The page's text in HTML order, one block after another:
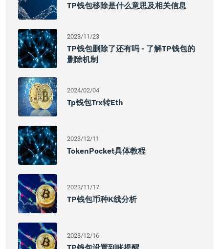
TP钱包移除是什么意思及相关信息
2023/11/23
TP钱包删除了还有吗 - 了解TP钱包的
删除机制
2024/02/04
Tp钱包trx转eth
2023/12/11
TokenPocket具体教程
2023/11/17
TP钱包币种K线分析
2023/12/16